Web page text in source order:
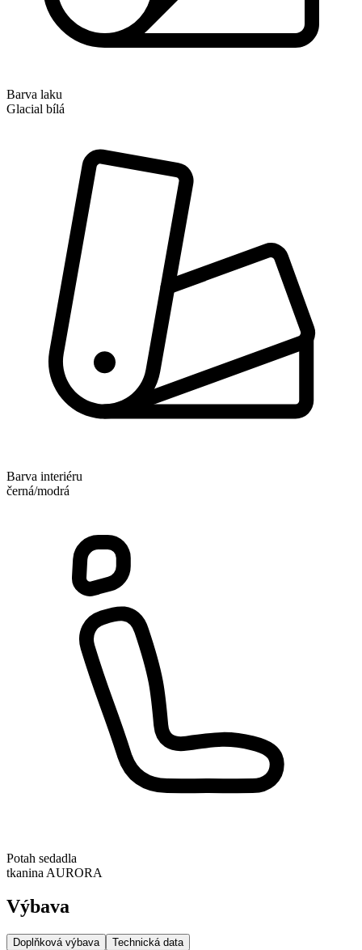
Barva laku
Glacial bílá
Barva interiéru
černá/modrá
Potah sedadla
tkanina AURORA
Výbava
Doplňková výbava Technická data